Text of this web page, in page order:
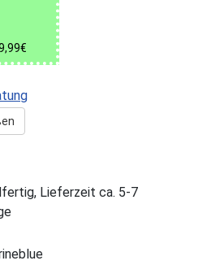
Lieferzeit ca. 5-7